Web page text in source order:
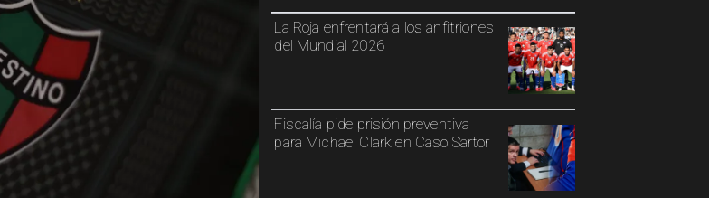
La Roja enfrentará a los anfitriones
del Mundial 2026
Fiscalía pide prisión preventiva
para Michael Clark en Caso Sartor